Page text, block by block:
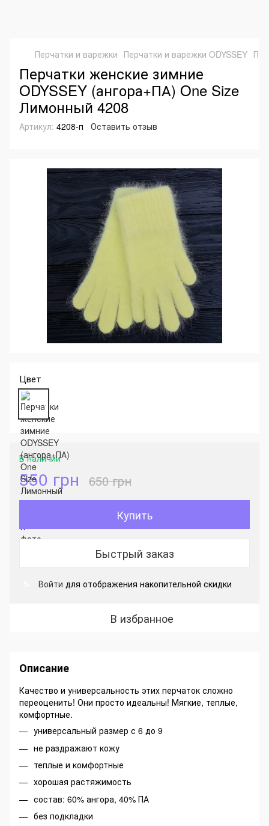
Перчатки и варежки Перчатки и варежки ODYSSEY
Перчатки женские зимние
ODYSSEY (ангора+ПА) One Size
Лимонный 4208
Артикул: 4208-п Оставить отзыв
Цвет
В наличии
550 грн 650 грн
Купить
Быстрый заказ
Войти для отображения накопительной скидки
В избранное
Описание
Качество и универсальность этих перчаток сложно
переоценить! Они просто идеальны! Мягкие, теплые,
комфортные.
универсальный размер с 6 до 9
не раздражают кожу
теплые и комфортные
хорошая растяжимость
состав: 60% ангора, 40% ПА
без подкладки